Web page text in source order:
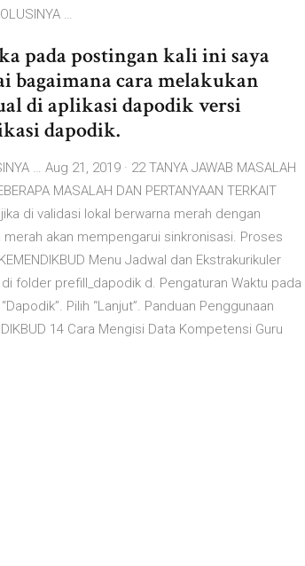
…
pada postingan kali ini saya
bagaimana cara melakukan
di aplikasi dapodik versi
dapodik.
… Aug 21, 2019 · 22 TANYA JAWAB MASALAH
MASALAH DAN PERTANYAAN TERKAIT
jika di validasi lokal berwarna merah dengan
akan mempengarui sinkronisasi. Proses
Menu Jadwal dan Ekstrakurikuler
folder prefill_dapodik d. Pengaturan Waktu pada
Pilih “Lanjut”. Panduan Penggunaan
14 Cara Mengisi Data Kompetensi Guru